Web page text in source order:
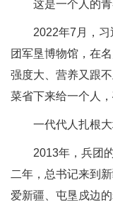
这是一个人的青
2022年7月，习
团军垦博物馆，在
强度大、营养又跟
菜省下来给一个人
一代代人扎根大
2013年，兵团的
二年，总书记来到
爱新疆、屯垦戍边